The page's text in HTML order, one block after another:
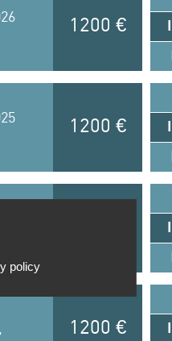
1200 €
1200 €
1200 €
policy